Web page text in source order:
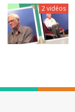
2 vidéos